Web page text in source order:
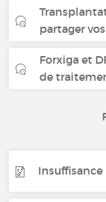
partager
Forxiga et
de